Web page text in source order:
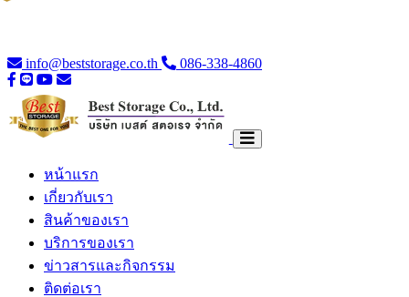
info@beststorage.co.th 086-338-4860
หน้าแรก
เกี่ยวกับเรา
สินค้าของเรา
บริการของเรา
ข่าวสารและกิจกรรม
ติดต่อเรา